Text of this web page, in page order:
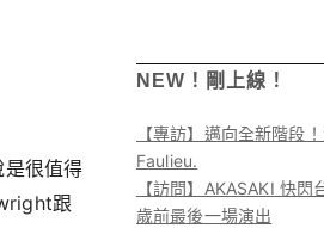
很值得
跟
NEW！剛上線！
【專訪】邁向全新階段
Faulieu.
【訪問】AKASAKI 快
歲前最後一場演出